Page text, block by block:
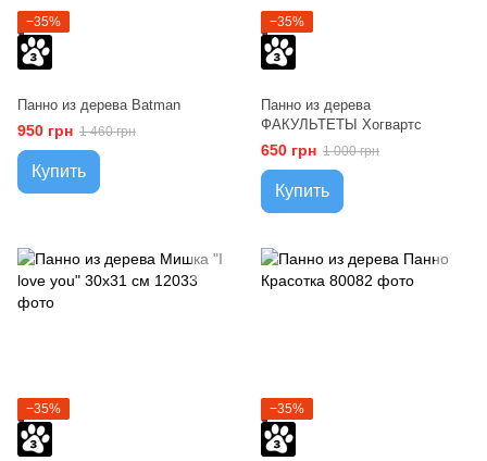
−35%
Панно из дерева Batman
950 грн 1 460 грн
Купить
−35%
Панно из дерева
ФАКУЛЬТЕТЫ Хогвартс
650 грн 1 000 грн
Купить
−35% −35%